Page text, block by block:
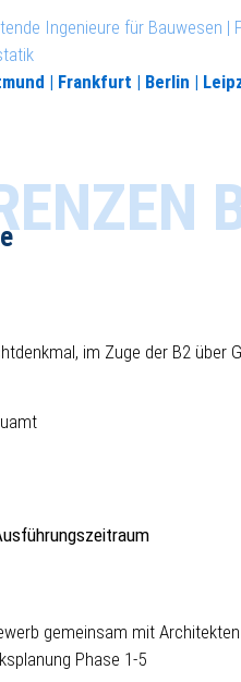
Ingenieure für Bauwesen |
| Frankfurt | Berlin |
im Zuge der B2 über
gemeinsam mit
Phase 1-5